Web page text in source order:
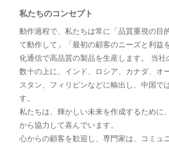
私たちのコンセプト
動作過程で、私たちは常に「品質重視の目
て動作して」「最初の顧客のニーズと利益
化通信で高品質の製品を生産します。 当
数十の上に、インド、ロシア、カナダ、オ
スタン、フィリピンなどに輸出し、中国で
す。
私たちは、輝かしい未来を作成するために
から協力して喜んでいます。
心からの顧客を歓迎し、専門家は、コミュ